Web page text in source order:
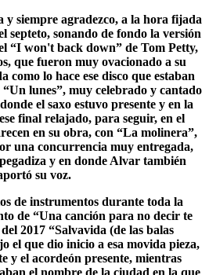
y siempre agradezco, a la hora fijada
septeto, sonando de fondo la versión
“I won't back down” de Tom Petty,
que fueron muy ovacionado a su
como lo hace ese disco que estaban
lunes”, muy celebrado y cantado
el saxo estuvo presente y en la
final relajado, para seguir, en el
en su obra, con “La molinera”,
una concurrencia muy entregada,
y en donde Alvar también
su voz.
de instrumentos durante toda la
de “Una canción para no decir te
2017 “Salvavida (de las balas
el que dio inicio a esa movida pieza,
y el acordeón presente, mientras
el nombre de la ciudad en la que